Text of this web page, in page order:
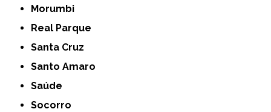
Morumbi
Real Parque
Santa Cruz
Santo Amaro
Saúde
Socorro